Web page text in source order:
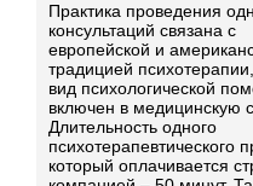
Практика проведения
консультаций связана с
европейской и
традицией психотерапии,
вид психологической
включен в медицинскую
Длительность одного
психотерапевтического
который оплачивается